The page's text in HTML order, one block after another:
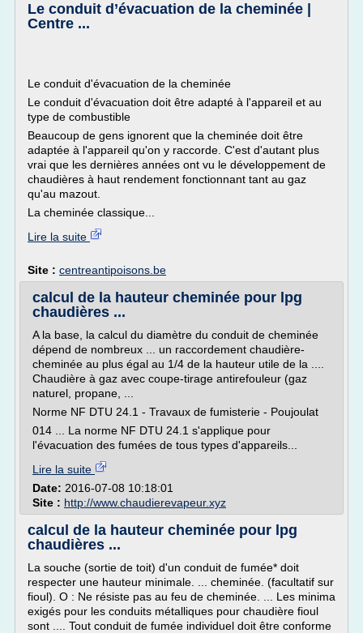
Le conduit d’évacuation de la cheminée |
Centre ...
Le conduit d'évacuation de la cheminée
Le conduit d'évacuation doit être adapté à l'appareil et au
type de combustible
Beaucoup de gens ignorent que la cheminée doit être
adaptée à l'appareil qu'on y raccorde. C'est d'autant plus
vrai que les dernières années ont vu le développement de
chaudières à haut rendement fonctionnant tant au gaz
qu'au mazout.
La cheminée classique...
Lire la suite
Site : centreantipoisons.be
calcul de la hauteur cheminée pour lpg
chaudières ...
A la base, la calcul du diamètre du conduit de cheminée
dépend de nombreux ... un raccordement chaudière-
cheminée au plus égal au 1/4 de la hauteur utile de la ....
Chaudière à gaz avec coupe-tirage antirefouleur (gaz
naturel, propane, ...
Norme NF DTU 24.1 - Travaux de fumisterie - Poujoulat
014 ... La norme NF DTU 24.1 s'applique pour
l'évacuation des fumées de tous types d'appareils...
Lire la suite
Date: 2016-07-08 10:18:01
Site : http://www.chaudierevapeur.xyz
calcul de la hauteur cheminée pour lpg
chaudières ...
La souche (sortie de toit) d'un conduit de fumée* doit
respecter une hauteur minimale. ... cheminée. (facultatif sur
fioul). O : Ne résiste pas au feu de cheminée. ... Les minima
exigés pour les conduits métalliques pour chaudière fioul
sont .... Tout conduit de fumée individuel doit être conforme